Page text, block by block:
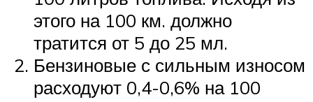
этого на 100 км. должно
тратится от 5 до 25 мл.
Бензиновые с сильным износом
расходуют 0,4-0,6% на 100